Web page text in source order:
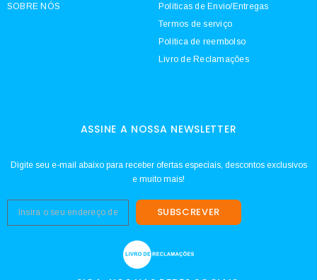
SOBRE NÓS
Políticas de Envio/Entregas
Termos de serviço
Política de reembolso
Livro de Reclamações
ASSINE A NOSSA NEWSLETTER
Digite seu e-mail abaixo para receber ofertas especiais, descontos exclusivos
e muito mais!
SUBSCREVER